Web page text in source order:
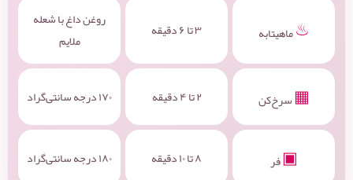
♨ماهیتابه ۳ تا ۶ دقیقه
روغن داغ با شعله
ملایم
▦سرخ‌کن ۲ تا ۴ دقیقه ۱۷۰ درجه سانتی‌گراد
▣فر ۸ تا ۱۰ دقیقه ۱۸۰ درجه سانتی‌گراد